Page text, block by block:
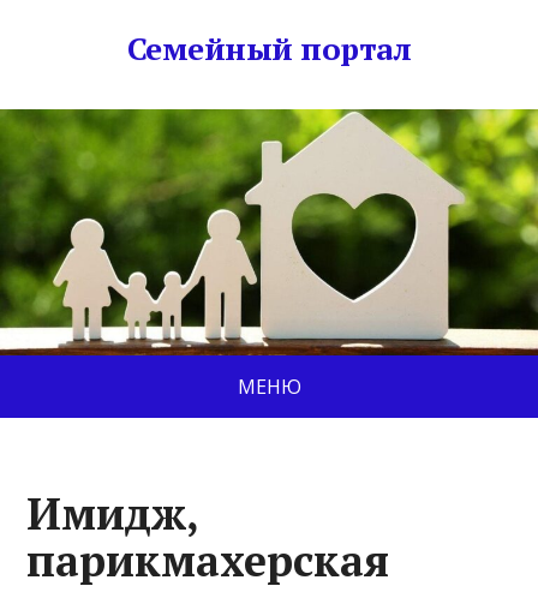
Семейный портал
МЕНЮ
Имидж,
парикмахерская